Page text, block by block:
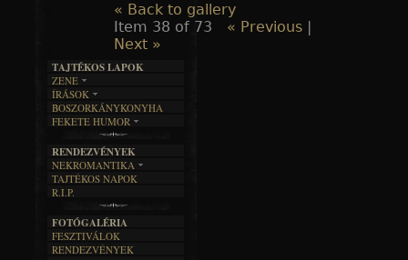
« Back to gallery
Item 38 of 73
« Previous |
Next »
TAJTÉKOS LAPOK
ZENE
EGYÜTTESEK
INTERJÚK
FORDÍTÁSOK
DALSZÖVEGEK
ÍRÁSOK
IRODALOM
FILM
MŰVÉSZET
ÍRÁSTÖRTÉNET
BOSZORKÁNYKONYHA
FEKETE HUMOR
SZÖVEGES
RENDEZVÉNYEK
NEKROMANTIKA
AKTUÁLIS
A MÚLT
TAJTÉKOS NAPOK
R.I.P.
FOTÓGALÉRIA
FESZTIVÁLOK
RENDEZVÉNYEK